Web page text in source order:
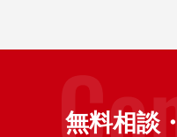
無料相談